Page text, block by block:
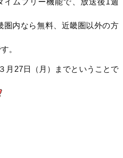
圏内なら無料、近畿圏以外の方
。
月27日（月）までということで